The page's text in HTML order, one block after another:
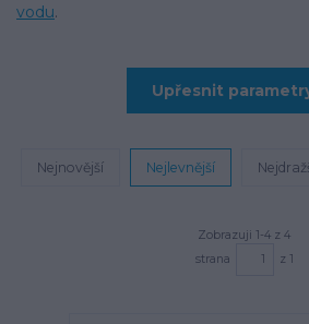
vodu.
Upřesnit
Nejnovější Nejlevnější
Zobrazuji 1-4 z 4
strana
z 1